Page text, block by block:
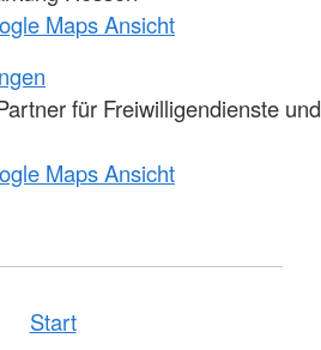
Maps Ansicht
für Freiwilligendienste und
Maps Ansicht
Start